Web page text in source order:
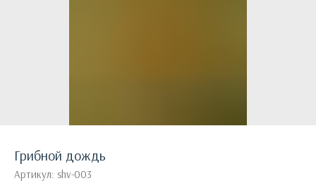
Грибной дождь
Артикул: shv-003